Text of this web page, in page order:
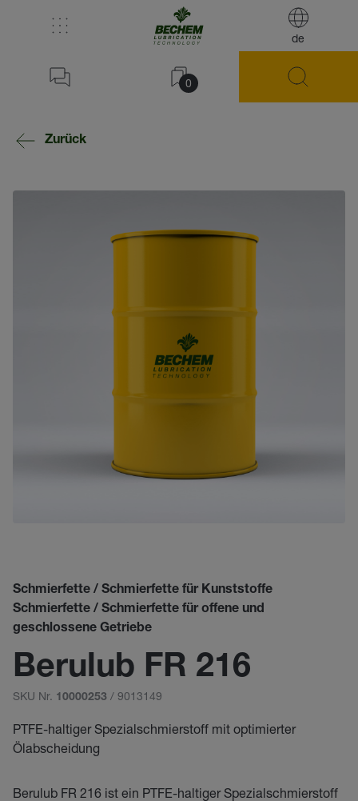
de
0
Zurück
Schmierfette / Schmierfette für Kunststoffe
Schmierfette / Schmierfette für offene und
geschlossene Getriebe
Berulub FR 216
SKU Nr. 10000253 / 9013149
PTFE-haltiger Spezialschmierstoff mit optimierter
Ölabscheidung
Berulub FR 216 ist ein PTFE-haltiger Spezialschmierstoff